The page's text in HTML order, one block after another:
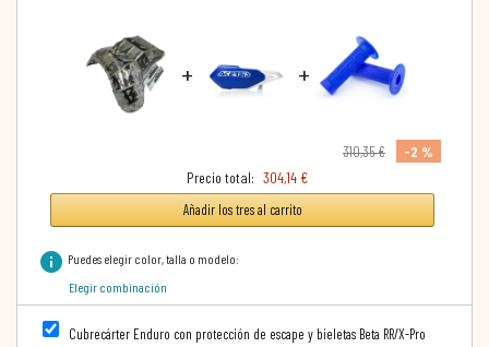
+ +
310,35 €
-2 %
Precio total: 304,14 €
Añadir los tres al carrito
info Puedes elegir color, talla o modelo:
Elegir combinación
Cubrecárter Enduro con protección de escape y bieletas Beta RR/X-Pro